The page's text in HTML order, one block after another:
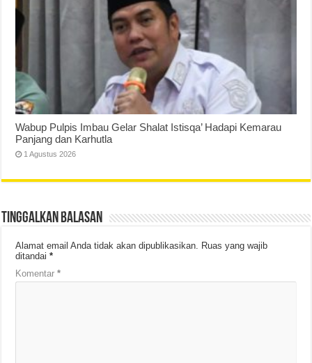
Wabup Pulpis Imbau Gelar Shalat Istisqa’ Hadapi Kemarau
Panjang dan Karhutla
1 Agustus 2026
Tinggalkan Balasan
Alamat email Anda tidak akan dipublikasikan. Ruas yang wajib
ditandai*
Komentar*